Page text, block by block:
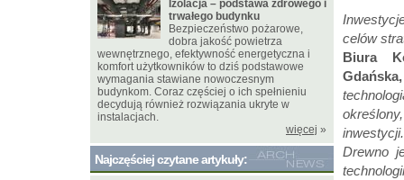
celów
Biura
Drewno
Izolacja – podstawa zdrowego i
trwałego budynku
Bezpieczeństwo pożarowe,
dobra jakość powietrza
wewnętrznego, efektywność energetyczna i
komfort użytkowników to dziś podstawowe
wymagania stawiane nowoczesnym
budynkom. Coraz częściej o ich spełnieniu
decydują również rozwiązania ukryte w
instalacjach.
więcej »
Najczęściej czytane artykuły: